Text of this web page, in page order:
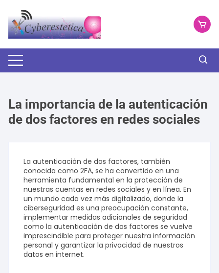
contenido
La importancia de la autenticación
de dos factores en redes sociales
La autenticación de dos factores, también
conocida como 2FA, se ha convertido en una
herramienta fundamental en la protección de
nuestras cuentas en redes sociales y en línea. En
un mundo cada vez más digitalizado, donde la
ciberseguridad es una preocupación constante,
implementar medidas adicionales de seguridad
como la autenticación de dos factores se vuelve
imprescindible para proteger nuestra información
personal y garantizar la privacidad de nuestros
datos en internet.